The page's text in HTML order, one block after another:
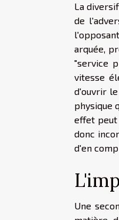
La
de
arquée,
"service
vitesse
d'ouvrir
physique
effet peut
donc
d'en
Une